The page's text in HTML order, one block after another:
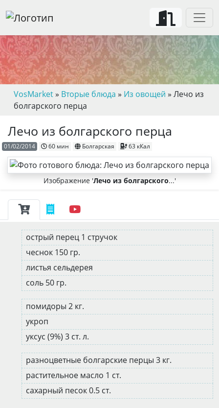
VosMarket» Вторые блюда » Из овощей » Лечо из
болгарского перца
Лечо из болгарского перца
01/02/2014 60 мин Болгарская 63 кКал
Изображение 'Лечо из болгарского...'
острый перец 1 стручок
чеснок 150 гр.
листья сельдерея
соль 50 гр.
помидоры 2 кг.
укроп
уксус (9%) 3 ст. л.
разноцветные болгарские перцы 3 кг.
растительное масло 1 ст.
сахарный песок 0.5 ст.